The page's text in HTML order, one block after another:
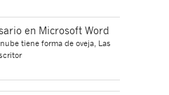
en Microsoft Word
tiene forma de oveja, Las